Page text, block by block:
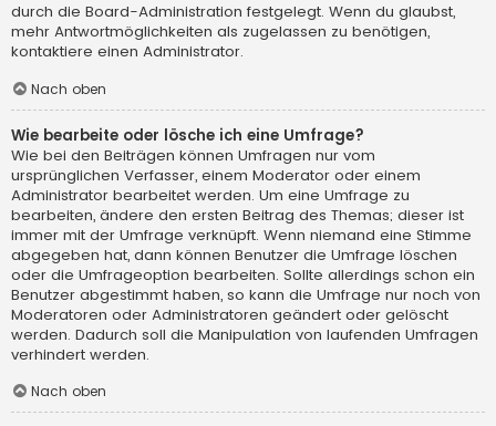
durch die Board-Administration festgelegt. Wenn du glaubst,
mehr Antwortmöglichkeiten als zugelassen zu benötigen,
kontaktiere einen Administrator.
Nach oben
Wie bearbeite oder lösche ich eine Umfrage?
Wie bei den Beiträgen können Umfragen nur vom
ursprünglichen Verfasser, einem Moderator oder einem
Administrator bearbeitet werden. Um eine Umfrage zu
bearbeiten, ändere den ersten Beitrag des Themas; dieser ist
immer mit der Umfrage verknüpft. Wenn niemand eine Stimme
abgegeben hat, dann können Benutzer die Umfrage löschen
oder die Umfrageoption bearbeiten. Sollte allerdings schon ein
Benutzer abgestimmt haben, so kann die Umfrage nur noch von
Moderatoren oder Administratoren geändert oder gelöscht
werden. Dadurch soll die Manipulation von laufenden Umfragen
verhindert werden.
Nach oben